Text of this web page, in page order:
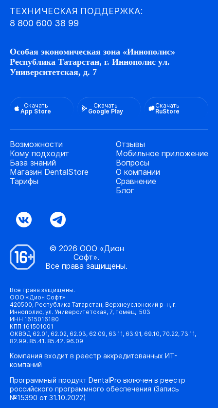
ТЕХНИЧЕСКАЯ ПОДДЕРЖКА:
8 800 600 38 99
Особая экономическая зона «Иннополис»
Республика Татарстан, г. Иннополис ул.
Университетская, д. 7
Скачать
App Store
Скачать
Google Play
Скачать
RuStore
Возможности
Кому подходит
База знаний
Магазин DentalStore
Тарифы
Отзывы
Мобильное приложение
Вопросы
О компании
Сравнение
Блог
© 2026 ООО «Дион
Софт».
Все права защищены.
Все права защищены.
ООО «Дион Софт»
420500, Республика Татарстан, Верхнеуслонский р-н, г.
Иннополис, ул. Университетская, 7, помещ. 503
ИНН 1615016180
КПП 161501001
ОКВЭД 62.01, 62.02, 62.03, 62.09, 63.11, 63.91, 69.10, 70.22, 73.11,
82.99, 85.41, 85.42, 96.09
Компания входит в реестр аккредитованных ИТ-
компаний
Программный продукт DentalPro включен в реестр
российского программного обеспечения (Запись
№15390 от 31.10.2022)